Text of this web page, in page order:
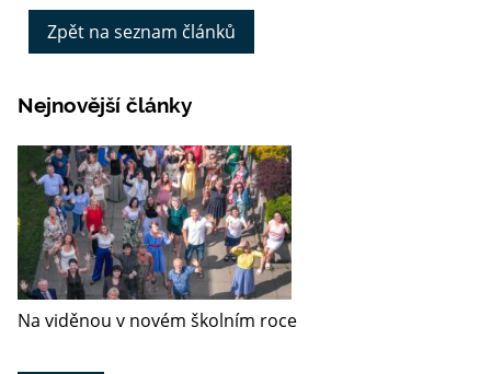
Zpět na seznam článků
Nejnovější články
Na viděnou v novém školním roce